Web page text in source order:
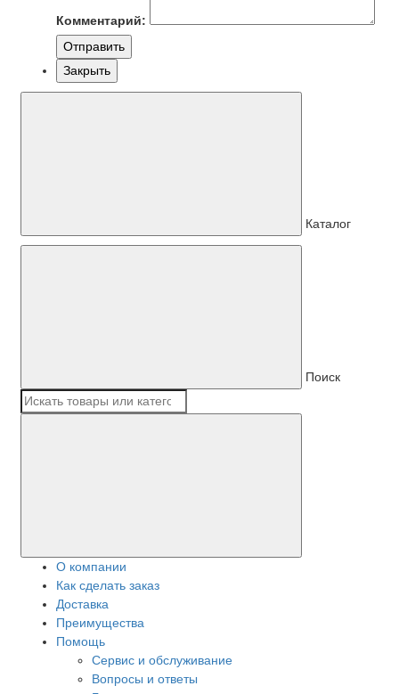
Комментарий:
Отправить
Закрыть
Каталог
Поиск
О компании
Как сделать заказ
Доставка
Преимущества
Помощь
Сервис и обслуживание
Вопросы и ответы